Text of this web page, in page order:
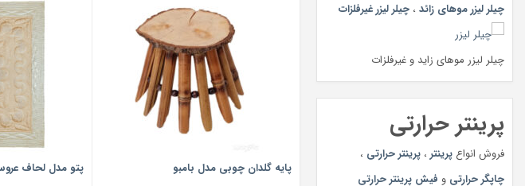
چیلر لیزر موهای زائد ، چیلر لیزر غیرفلزات
چیلر لیزر موهای زاید و غیرفلزات
پرینتر حرارتی
فروش انواع پرینتر ، پرینتر حرارتی ،
چاپگر حرارتی و فیش پرینتر حرارتی
پایه گلدان چوبی مدل بامبو پتو مدل لحاف